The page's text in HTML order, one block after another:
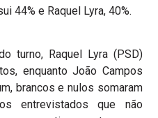
44% e Raquel Lyra, 40%.
turno, Raquel Lyra (PSD)
enquanto João Campos
brancos e nulos somaram
entrevistados que não